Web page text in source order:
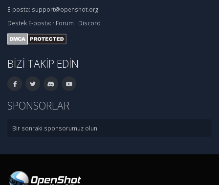
E-posta: support@openshot.org
Destek E-posta: · Forum · Discord
BIZI TAKIP EDIN
SPONSORLAR
Bir sonraki sponsorumuz olun.